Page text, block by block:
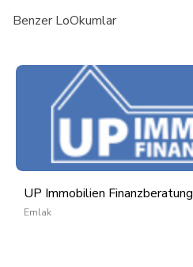
Benzer LoOkumlar
UP Immobilien Finanzberatung
Emlak